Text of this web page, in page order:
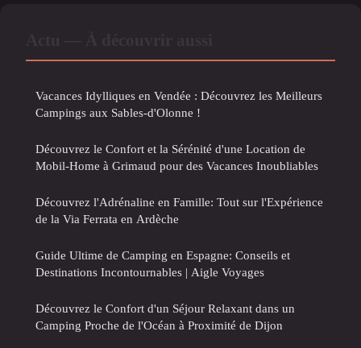
Vacances Idylliques en Vendée : Découvrez les Meilleurs
Campings aux Sables-d'Olonne !
Découvrez le Confort et la Sérénité d'une Location de
Mobil-Home à Grimaud pour des Vacances Inoubliables
Découvrez l'Adrénaline en Famille: Tout sur l'Expérience
de la Via Ferrata en Ardèche
Guide Ultime de Camping en Espagne: Conseils et
Destinations Incontournables | Aigle Voyages
Découvrez le Confort d'un Séjour Relaxant dans un
Camping Proche de l'Océan à Proximité de Dijon